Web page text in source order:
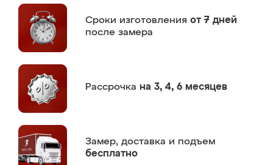
Сроки изготовления от 7 дней
после замера
Рассрочка на 3, 4, 6 месяцев
Замер, доставка и подъем
бесплатно